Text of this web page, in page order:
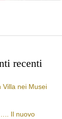
recenti
Villa nei Musei
Il nuovo